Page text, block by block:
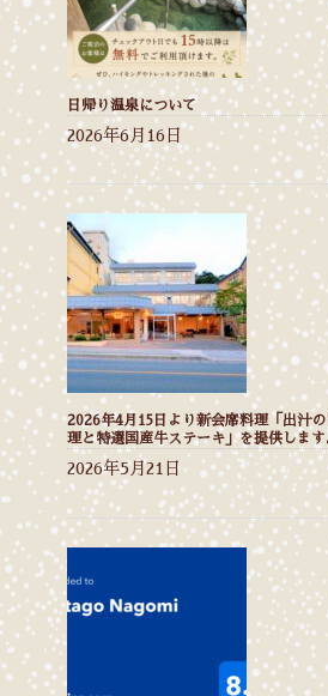
日帰り温泉について
2026年6月16日
2026年4月15日より新会席料理「出汁
理と特選国産牛ステーキ」を提供します
2026年5月21日